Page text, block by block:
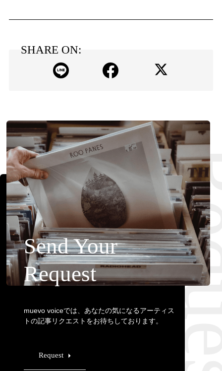
SHARE ON:
Send Your
Request
muevo voiceでは、あなたの気になるアーティス
トの記事リクエストをお待ちしております。
Request